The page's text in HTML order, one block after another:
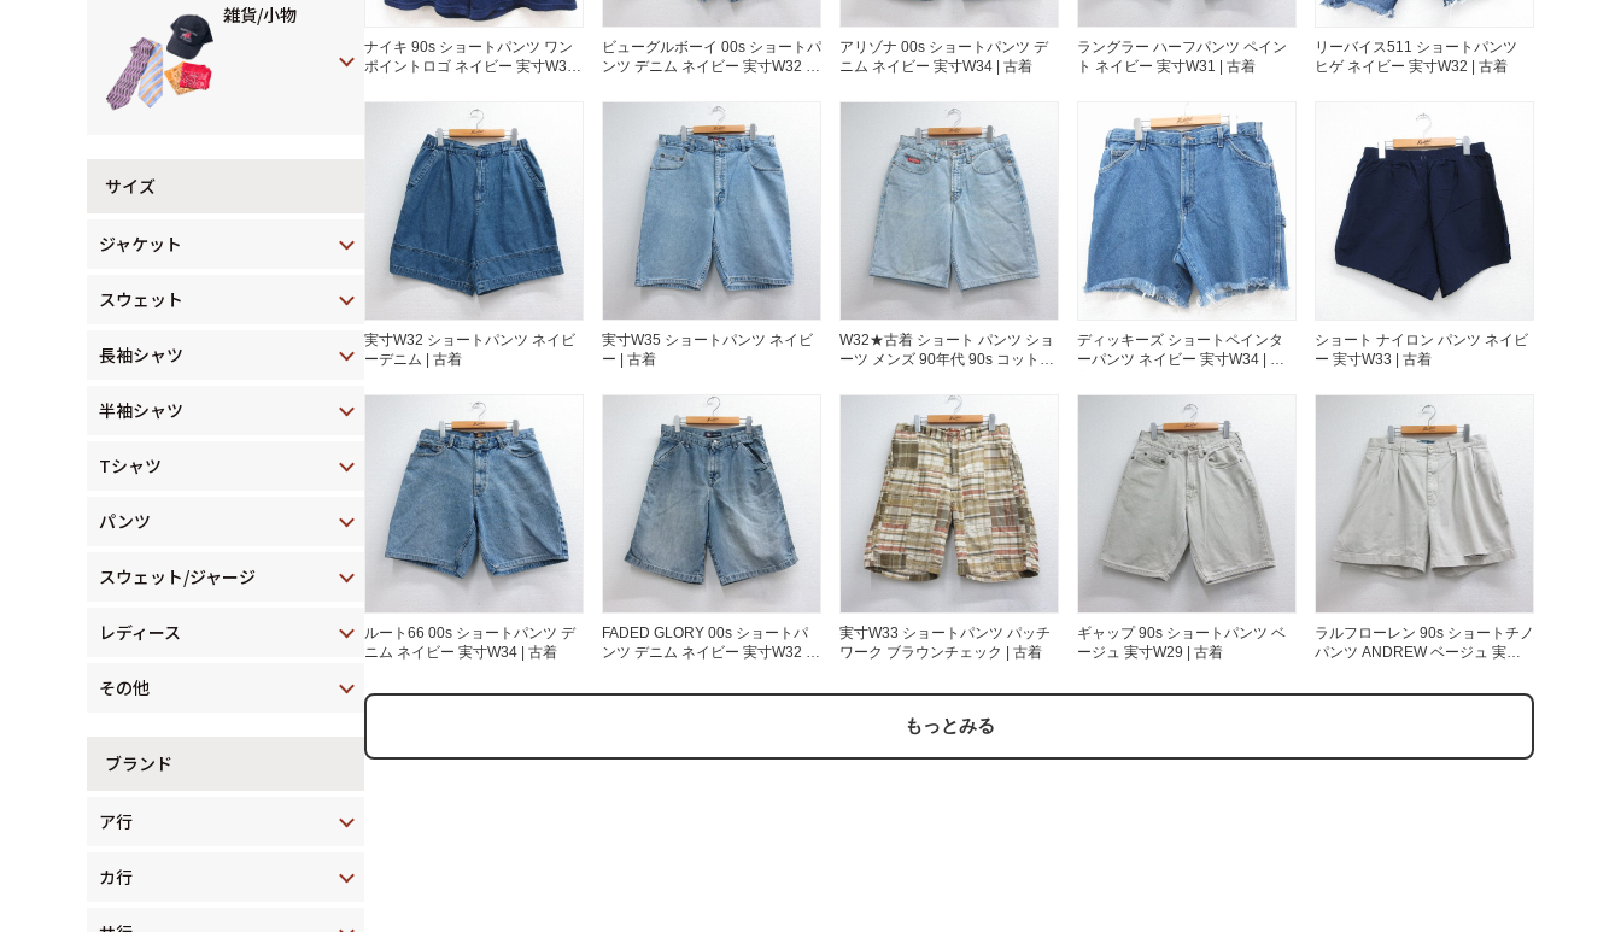
メディア・イベント情報
Youtube 古着屋Rush Out チャンネル
スタッフコーディネート
ご利用案内
お客様の声
レビュー1万件突破
お気に入りリスト
会社概要・店舗一覧
会員登録
メルマガ登録
古着卸売
特定商取引法に基づく表示
プライバシーポリシー
お問い合わせ
ナイキ 90s ショートパンツ ワン
ポイントロゴ ネイビー 実寸W38 |
ビューグルボーイ 00s ショートパ
ンツ デニム ネイビー 実寸W32 |
アリゾナ 00s ショートパンツ デ
ニム ネイビー 実寸W34 | 古着
ラングラー ハーフパンツ ペイン
ト ネイビー 実寸W31 | 古着
リーバイス511 ショートパンツ
ヒゲ ネイビー 実寸W32 | 古着
実寸W32 ショートパンツ ネイビ
ーデニム | 古着
実寸W35 ショートパンツ ネイビ
ー | 古着
W32★古着 ショート パンツ ショ
ーツ メンズ 90年代 90s コットン
ディッキーズ ショートペインタ
ーパンツ ネイビー 実寸W34 | 古
ショート ナイロン パンツ ネイビ
ー 実寸W33 | 古着
ルート66 00s ショートパンツ デ
ニム ネイビー 実寸W34 | 古着
FADED GLORY 00s ショートパ
ンツ デニム ネイビー 実寸W32 |
実寸W33 ショートパンツ パッチ
ワーク ブラウンチェック | 古着
ギャップ 90s ショートパンツ ベ
ージュ 実寸W29 | 古着
ラルフローレン 90s ショートチノ
パンツ ANDREW ベージュ 実寸
もっとみる
雑貨/小物
サイズ
ジャケット
スウェット
長袖シャツ
半袖シャツ
Tシャツ
パンツ
スウェット/ジャージ
レディース
その他
ブランド
ア行
カ行